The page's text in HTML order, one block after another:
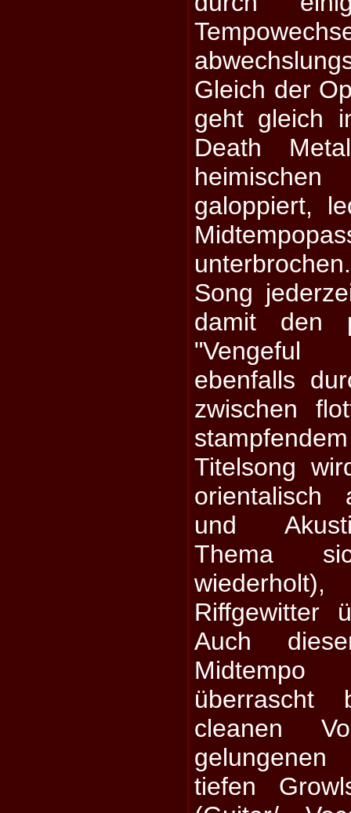
Gleich der
geht gleich
Death
galoppiert,
Song
damit den
"Vengeful
ebenfalls
zwischen
Titelsong
orientalisch
und
Thema
Riffgewitter
Auch
überrascht
cleanen
tiefen